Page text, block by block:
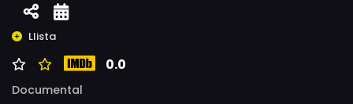
Llista
0.0
Documental